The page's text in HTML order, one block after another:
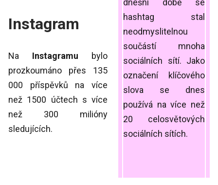
Instagram
Na Instagramu bylo
prozkoumáno přes 135
000 příspěvků na více
než 1500 účtech s více
než 300 milióny
sledujících.
dnešní době se
hashtag stal
neodmyslitelnou
součástí mnoha
sociálních sítí. Jako
označení klíčového
slova se dnes
používá na více než
20 celosvětových
sociálních sítích.